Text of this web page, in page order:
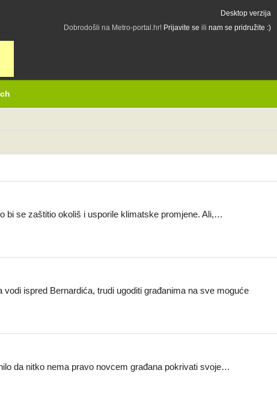
Desktop verzija
Dobrodošli na Metro-portal.hr! Prijavite se ili nam se pridružite :)
bi se zaštitio okoliš i usporile klimatske promjene. Ali,…
ispred Bernardića, trudi ugoditi građanima na sve moguće
da nitko nema pravo novcem građana pokrivati svoje…